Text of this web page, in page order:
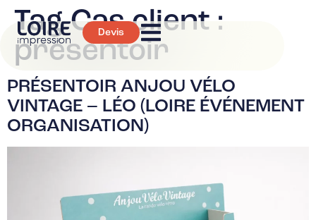
Devis
Tag Cas client :
présentoir
PRÉSENTOIR ANJOU VÉLO
VINTAGE – LÉO (LOIRE ÉVÉNEMENT
ORGANISATION)